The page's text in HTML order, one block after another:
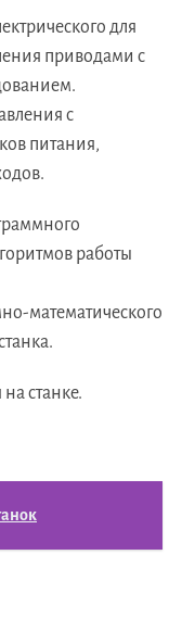
для
приводами с
с
питания,
работы
математического
станке.